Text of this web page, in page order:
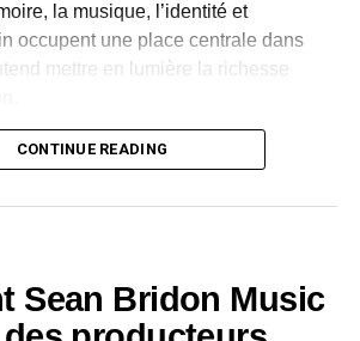
la musique, l’identité et
occupent une place centrale dans
mettre en lumière la richesse
apparaissent dans l’œuvre.
Rap, slam, danse, traditions
la créativité nationale.
la culture devient une force positive.
CONTINUE READING
Sean Bridon Music